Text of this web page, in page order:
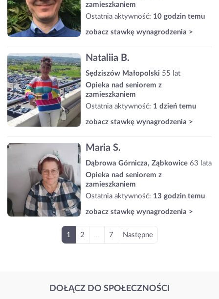
zamieszkaniem
Ostatnia aktywność: 10 godzin temu
zobacz stawkę wynagrodzenia >
Nataliia B.
Sędziszów Małopolski 55 lat
Opieka nad seniorem z
zamieszkaniem
Ostatnia aktywność: 1 dzień temu
zobacz stawkę wynagrodzenia >
Maria S.
Dąbrowa Górnicza, Ząbkowice 63 lata
Opieka nad seniorem z
zamieszkaniem
Ostatnia aktywność: 13 godzin temu
zobacz stawkę wynagrodzenia >
1 2 7 Następne
DOŁĄCZ DO SPOŁECZNOŚCI